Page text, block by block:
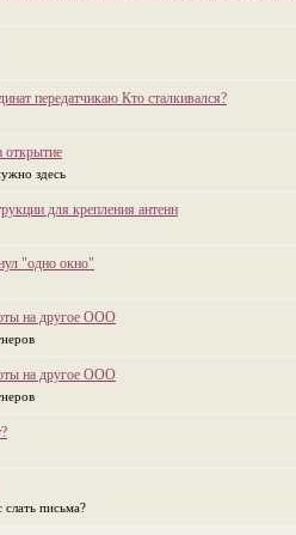
передатчикаю Кто сталкивался?
открытие
здесь
для крепления антенн
"одно окно"
на другое ООО
на другое ООО
слать письма?